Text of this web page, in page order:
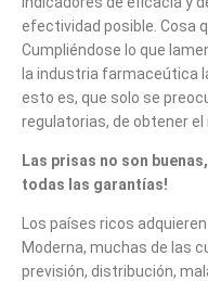
efectividad posible. Cosa
Cumpliéndose lo que
la industria farmaceútica
esto es, que solo se
regulatorias, de obtener el
Las prisas no son
todas las garantías!
Los países ricos
Moderna, muchas de las
previsión, distribución,